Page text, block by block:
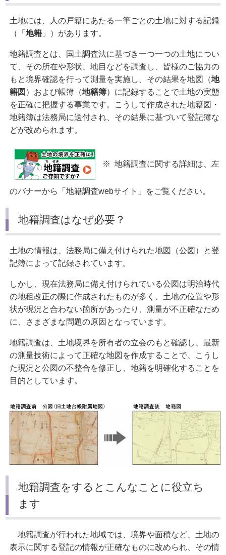
土地には、人の戸籍にあたる一筆ごとの土地に対する記録
（「地籍 」）があります。
地籍調査とは、国土調査法に基づき一つ一つの土地につい
て、その所在や形状、地目などを調査し、皆様のご協力の
もと境界確認を行って測量を実施し、その結果を地図（地
籍図 ）および帳簿（地籍簿）に記録することで土地の実態
を正確に把握する事業です。こうして作成された地籍図・
地籍簿は法務局に送付され、その結果に基づいて登記簿な
どが改められます。
※ 地籍調査に関する詳細は、左
のバナーから「地籍調査webサイト」をご覧ください。
地籍調査はなぜ必要？
土地の情報は、法務局に備え付けられた地図（公図）と登
記簿によって記録されています。
しかし、現在法務局に備え付けられている公図は明治時代
の地租改正の際に作成されたものが多く、土地の位置や形
状が現況と合わない箇所があったり、測量が不正確なため
に、さまざまな問題の原因となっています。
地籍調査は、土地境界を所有者の立会のもと確認し、最新
の測量技術によって正確な地図を作成することで、こうし
た現況と公図の不整合を修正し、地籍を明確化することを
目的としています。
地籍調査をするとこんなことに役立ち
ます
地籍調査が行われた地域では、境界や面積など、土地の
表示に関する登記の情報が正確なものに改められ、その情